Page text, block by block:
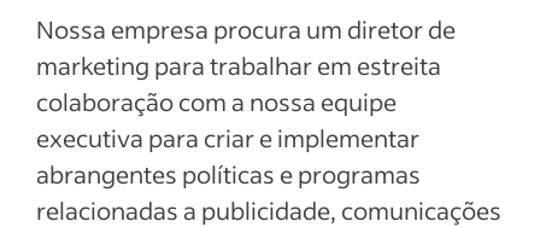
Nossa empresa procura um diretor de
marketing para trabalhar em estreita
colaboração com a nossa equipe
executiva para criar e implementar
abrangentes políticas e programas
relacionadas a publicidade, comunicações